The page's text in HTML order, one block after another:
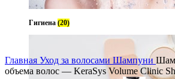
Гигиена (20)
Главная Уход за волосами Шампуни
объема волос — KeraSys Volume Clinic